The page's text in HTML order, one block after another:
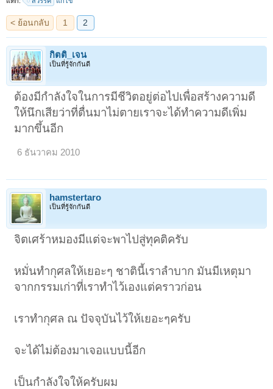
กิตติ_เจน
เป็นที่รู้จักกันดี
ต้องมีกำลังใจในการมีชีวิตอยู่ต่อไปเพื่อสร้างความดี
ให้นึกเสียว่าที่ตื่นมาไม่ตายเราจะได้ทำความดีเพิ่ม
มากขึ้นอีก
6 ธันวาคม 2010
hamstertaro
เป็นที่รู้จักกันดี
จิตเศร้าหมองมีแต่จะพาไปสู่ทุคติครับ
หมั่นทำกุศลให้เยอะๆ ชาตินี้เราลำบาก มันมีเหตุมา
จากกรรมเก่าที่เราทำไว้เองแต่คราวก่อน
เราทำกุศล ณ ปัจจุบันไว้ให้เยอะๆครับ
จะได้ไม่ต้องมาเจอแบบนี้อีก
เป็นกำลังใจให้ครับผม